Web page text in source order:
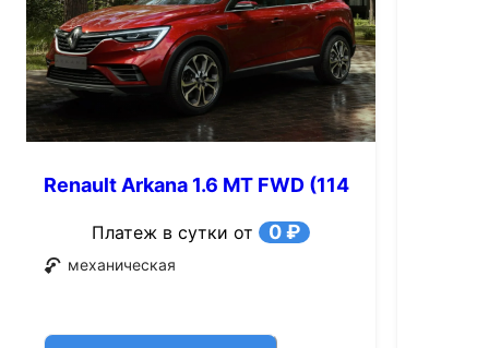
Renault Arkana 1.6 MT FWD (114
Платеж в сутки от 0 ₽
механическая